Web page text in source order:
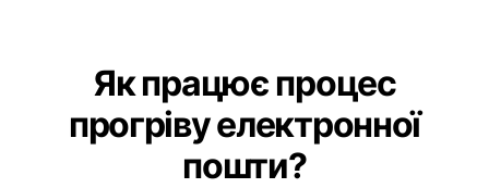
Як працює процес
прогріву електронної
пошти?